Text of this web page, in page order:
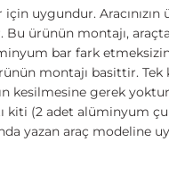
uygundur.
Bu ürünün montajı,
bar fark
montajı basittir. Tek
kesilmesine gerek
kiti (2 adet alüminyum
yazan araç modeline